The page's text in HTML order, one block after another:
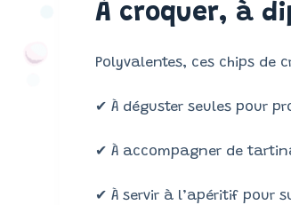
À croquer, à
Polyvalentes, ces chips de
✔ À déguster seules pour
✔ À accompagner de
✔ À servir à l’apéritif pour